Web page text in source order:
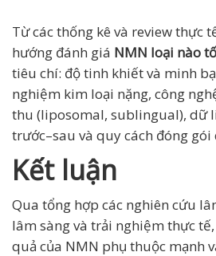
Từ các thống kê và review thực
hướng đánh giá NMN loại nào
tiêu chí: độ tinh khiết và minh
nghiệm kim loại nặng, công
thu (liposomal, sublingual), dữ
trước–sau và quy cách đóng gói
Kết luận
Qua tổng hợp các nghiên cứu
lâm sàng và trải nghiệm thực
quả của NMN phụ thuộc mạnh